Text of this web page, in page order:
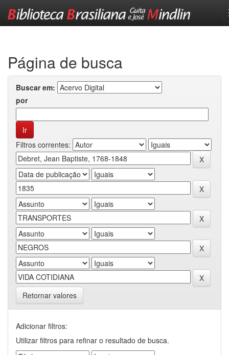
Página de busca
Buscar em:
por
Filtros correntes:
Retornar valores
Adicionar filtros:
Utilizar filtros para refinar o resultado de busca.